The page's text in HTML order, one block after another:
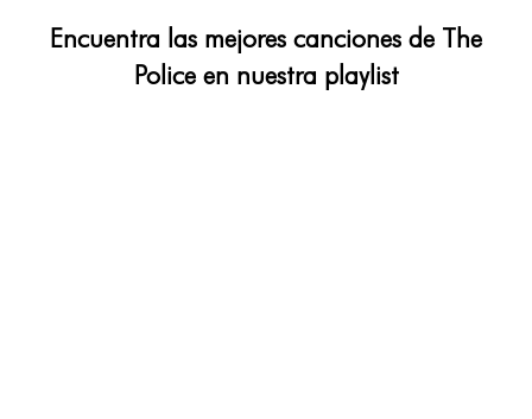
Encuentra las mejores canciones de The
Police en nuestra playlist